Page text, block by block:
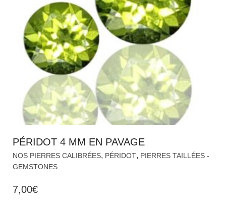
PÉRIDOT 4 MM EN PAVAGE
NOS PIERRES CALIBRÉES, PÉRIDOT, PIERRES TAILLÉES -
GEMSTONES
7,00€